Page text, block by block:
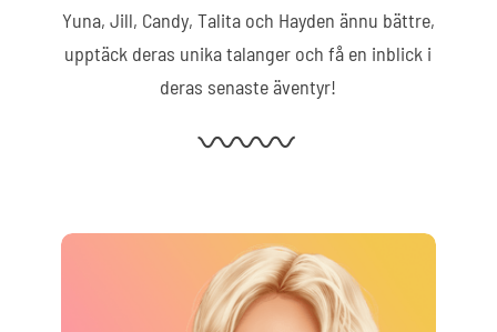
Yuna, Jill, Candy, Talita och Hayden ännu bättre,
upptäck deras unika talanger och få en inblick i
deras senaste äventyr!